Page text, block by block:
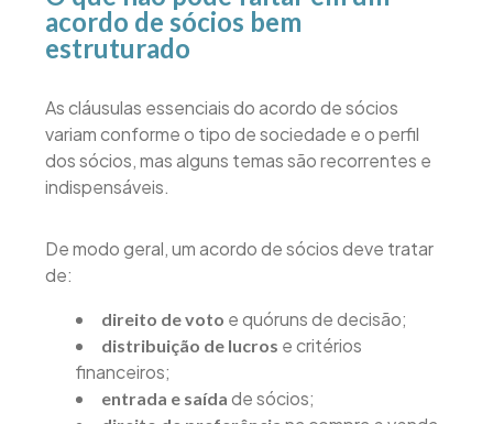
acordo de sócios bem
estruturado
As cláusulas essenciais do acordo de sócios
variam conforme o tipo de sociedade e o perfil
dos sócios, mas alguns temas são recorrentes e
indispensáveis.
De modo geral, um acordo de sócios deve tratar
de:
direito de voto e quóruns de decisão;
distribuição de lucros e critérios
financeiros;
entrada e saída de sócios;